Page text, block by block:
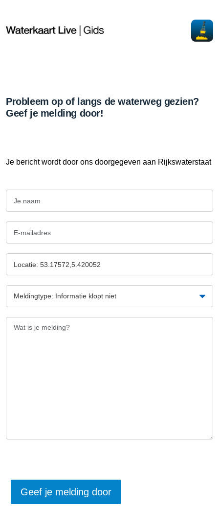
Probleem op of langs de waterweg gezien?
Geef je melding door!
Je bericht wordt door ons doorgegeven aan Rijkswaterstaat